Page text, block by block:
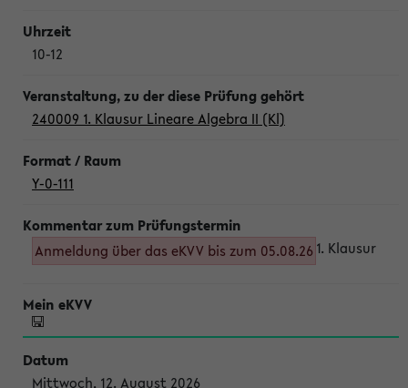
10-12
240009 1. Klausur Lineare Algebra II (Kl)
Y-0-111
Anmeldung über das eKVV bis zum 05.08.26 1. Klausur
Mittwoch, 12. August 2026